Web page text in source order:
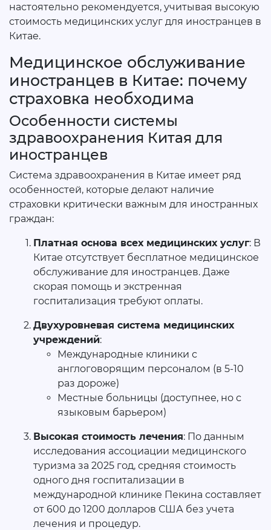
настоятельно рекомендуется, учитывая высокую
стоимость медицинских услуг для иностранцев в
Китае.
Медицинское обслуживание
иностранцев в Китае: почему
страховка необходима
Особенности системы
здравоохранения Китая для
иностранцев
Система здравоохранения в Китае имеет ряд
особенностей, которые делают наличие
страховки критически важным для иностранных
граждан:
Платная основа всех медицинских услуг: В
Китае отсутствует бесплатное медицинское
обслуживание для иностранцев. Даже
скорая помощь и экстренная
госпитализация требуют оплаты.
Двухуровневая система медицинских
учреждений:
Международные клиники с
англоговорящим персоналом (в 5-10
раз дороже)
Местные больницы (доступнее, но с
языковым барьером)
Высокая стоимость лечения: По данным
исследования ассоциации медицинского
туризма за 2025 год, средняя стоимость
одного дня госпитализации в
международной клинике Пекина составляет
от 600 до 1200 долларов США без учета
лечения и процедур.